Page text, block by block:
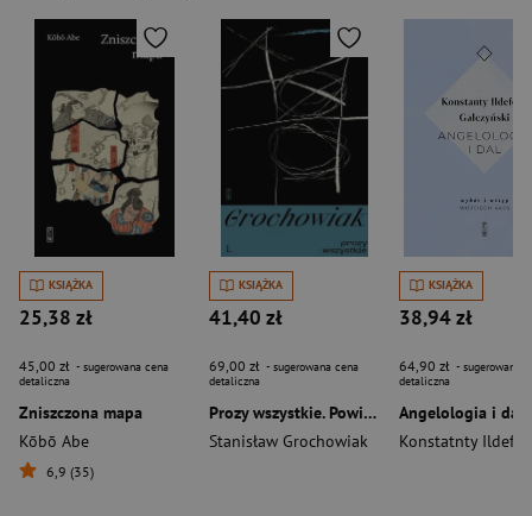
KSIĄŻKA
25,38 zł
45,00 zł - sugerowana cena
detaliczna
Zniszczona mapa
Kōbō Abe
6,9 (35)
KSIĄŻKA
41,40 zł
69,00 zł - sugerowana cena
detaliczna
Prozy wszystkie. Powieści
Stanisław Grochowiak
KSIĄŻKA
38,94 zł
64,90 zł - sugerowana
detaliczna
Angelologia i dal